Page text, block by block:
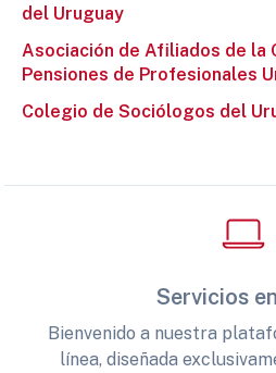
del Uruguay
Asociación de Afiliados de la
Pensiones de Profesionales
Colegio de Sociólogos del
Servicios
Bienvenido a nuestra
línea, diseñada